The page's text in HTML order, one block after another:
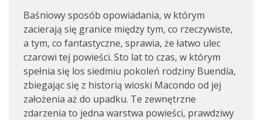
Baśniowy sposób opowiadania, w którym
zacierają się granice między tym, co rzeczywiste,
a tym, co fantastyczne, sprawia, że łatwo ulec
czarowi tej powieści. Sto lat to czas, w którym
spełnia się los siedmiu pokoleń rodziny Buendía,
zbiegając się z historią wioski Macondo od jej
założenia aż do upadku. Te zewnętrzne
zdarzenia to jedna warstwa powieści, prawdziwy